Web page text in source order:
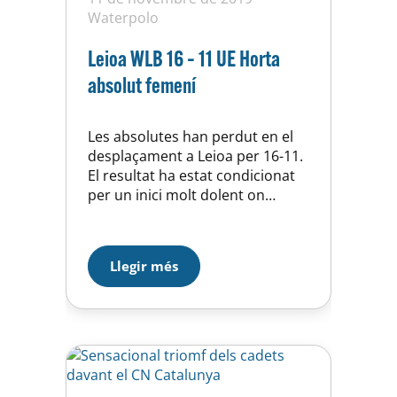
Waterpolo
Leioa WLB 16 – 11 UE Horta
absolut femení
Les absolutes han perdut en el
desplaçament a Leioa per 16-11.
El resultat ha estat condicionat
per un inici molt dolent on
entrat en el joc i hem intentat
remontar el partit arribant a
tenir un 12-11 però no hi ha
hagut manera….
Llegir més